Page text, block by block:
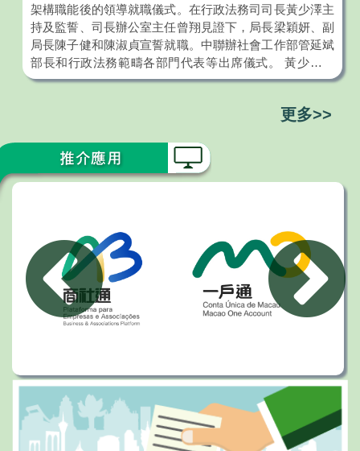
講話精神，圍繞國家“十五五＂規劃戰略部署，按照特區
“三五＂規劃目標任務，真抓實幹，團結奮進，擔當作
為，助力澳門更好服務和融入國家發展大局，不負中央、
特區政府及全澳市民的期望，為國家繁榮富強、民族偉大
復興作出更大貢獻。
架構職能後的領導就職儀式。在行政法務司司長黃少澤主
持及監誓、司長辦公室主任曾翔見證下，局長梁穎妍、副
局長陳子健和陳淑貞宣誓就職。中聯辦社會工作部管延斌
部長和行政法務範疇各部門代表等出席儀式。 黃少澤司
長在致辭時，勉勵行政公職局三位領導要團結全局同仁，
力落實公共行政改革的各項目標。同時，他亦對行政公職
新思維推動改革落地見效。二是廣納民意，凝聚共識，形
成“改革同行＂的良好氛圍。三是深化協同，打破壁壘，
全面提升跨範疇、跨部門協作成效。四是科技賦能，簡政
辭中衷心感謝特區政府和行政法務司司長的信任與支持，
並表示將與團隊上下一心、團結奮進，繼續圍繞“架構、
服務、人員＂三大主軸，以司長的“五點期盼＂為引領，
竭盡所能做好深化公共行政改革的工作，並有信心與各部
門及社會各界攜手並肩，建設更高效、透明、便民和有為
的服務型政府。 另外，第10/2026號行政法規《行政公職
＂的原則，組織架構由過去的8廳、17處及1個等同廳級的
從屬機構，精簡為4廳、9處及1個等同廳級的從屬機構，
構建了以行政組織、公共服務、人力資源為重心的三大職
能板塊，並獲賦予在公共部門架構重整、人員招聘、公共
更多>>